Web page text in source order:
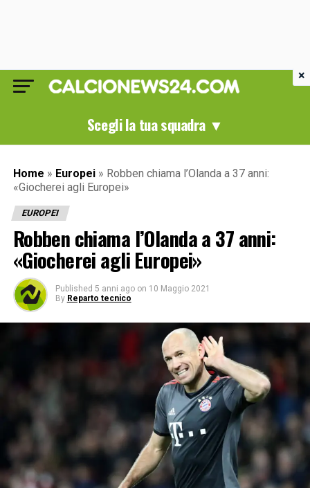
Scegli la tua squadra ▼
Home » Europei » Robben chiama l’Olanda a 37 anni:
«Giocherei agli Europei»
EUROPEI
Robben chiama l’Olanda a 37 anni:
«Giocherei agli Europei»
Published 5 anni ago on 10 Maggio 2021
By Reparto tecnico
×